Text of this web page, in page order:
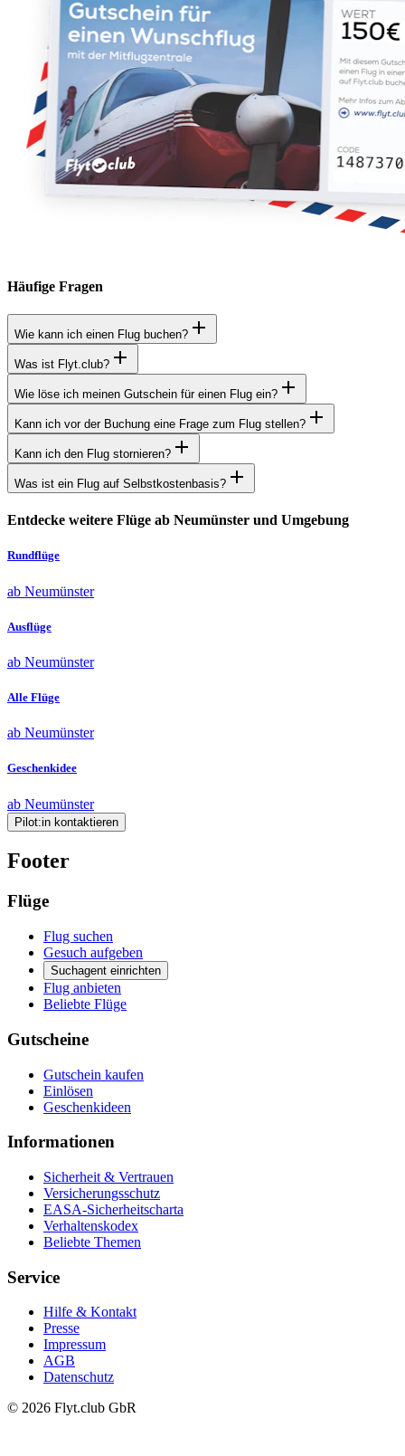
Häufige Fragen
Wie kann ich einen Flug buchen?
Was ist Flyt.club?
Wie löse ich meinen Gutschein für einen Flug ein?
Kann ich vor der Buchung eine Frage zum Flug stellen?
Kann ich den Flug stornieren?
Was ist ein Flug auf Selbstkostenbasis?
Entdecke weitere Flüge ab Neumünster und Umgebung
Rundflüge
ab Neumünster
Ausflüge
ab Neumünster
Alle Flüge
ab Neumünster
Geschenkidee
ab Neumünster
Pilot:in kontaktieren
Footer
Flüge
Flug suchen
Gesuch aufgeben
Suchagent einrichten
Flug anbieten
Beliebte Flüge
Gutscheine
Gutschein kaufen
Einlösen
Geschenkideen
Informationen
Sicherheit & Vertrauen
Versicherungsschutz
EASA-Sicherheitscharta
Verhaltenskodex
Beliebte Themen
Service
Hilfe & Kontakt
Presse
Impressum
AGB
Datenschutz
© 2026 Flyt.club GbR